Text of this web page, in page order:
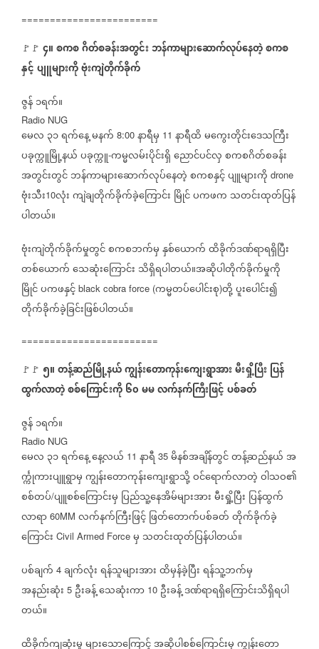
========================
🚩🚩 ၄။စကစဂိတ်စခန်းအတွင်းဘန်ကာများဆောက်လုပ်နေတဲ့စကစ
နှင့်ပျူများကိုဗုံးကျဲတိုက်ခိုက်
ဇွန်၁ရက်။
Radio NUG
မေလ ၃၁ရက်နေ့မနက် 8:00 နာရီမှ 11 နာရီထိမကွေးတိုင်းဒေသကြီး
ပခုက္ကူမြို့နယ်ပခုက္ကူ-ကမ္မလမ်းပိုင်းရှိညောင်ပင်လှစကစဂိတ်စခန်း
အတွင်းတွင်ဘန်ကာများဆောက်လုပ်နေတဲ့စကစနှင့်ပျူများကို drone
ဗုံးသီး10လုံးကျဲချတိုက်ခိုက်ခဲ့ကြောင်း မြိုင်ပကဖက သတင်းထုတ်ပြန်
ပါတယ်။
ဗုံးကျဲတိုက်ခိုက်မှုတွင်စကစဘက်မှနှစ်ယောက်ထိခိုက်ဒဏ်ရာရရှိပြီး
တစ်ယောက်သေဆုံးကြောင်း သိရှိရပါတယ်။အဆိုပါတိုက်ခိုက်မှုကို
မြိုင်ပကဖနှင့် black cobra force (ကမ္မတပ်ပေါင်းစု)တို့ပူးပေါင်း၍
တိုက်ခိုက်ခဲ့ခြင်းဖြစ်ပါတယ်။
========================
🚩🚩 ၅။တန့်ဆည်မြို့နယ်ကျွန်းတောကုန်းကျေးရွာအားမီးရှို့ပြီး ပြန်
ထွက်လာတဲ့စစ်ကြောင်းကို၆၀မမလက်နက်ကြီးဖြင့်ပစ်ခတ်
ဇွန်၁ရက်။
Radio NUG
မေလ ၃၁ရက်နေ့နေ့လယ် 11 နာရီ 35 မိနစ်အချိန်တွင်တန့်ဆည်နယ်အ
င်္က္ကုကားပျူရွာမှကျွန်းတောကုန်းကျေးရွာသို့ဝင်ရောက်လာတဲ့ဝါသဝ၏
စစ်တပ်/ပျူစစ်ကြောင်းမှ ပြည်သူ့နေအိမ်များအားမီးရှို့ပြီး ပြန်ထွက်
လာရာ 60MM လက်နက်ကြီးဖြင့်ဖြတ်တောက်ပစ်ခတ်တိုက်ခိုက်ခဲ့
ကြောင်း Civil Armed Force မှ သတင်းထုတ်ပြန်ပါတယ်။
ပစ်ချက် 4 ချက်လုံးရန်သူများအားထိမှန်ခဲ့ပြီးရန်သူ့ဘက်မှ
အနည်းဆုံး 5 ဦးခန့်သေဆုံးကာ 10 ဦးခန့်ဒဏ်ရာရရှိကြောင်းသိရှိရပါ
တယ်။
ထိခိုက်ကျဆုံးမှုများသောကြောင့်အဆိုပါစစ်ကြောင်းမှကျွန်းတော